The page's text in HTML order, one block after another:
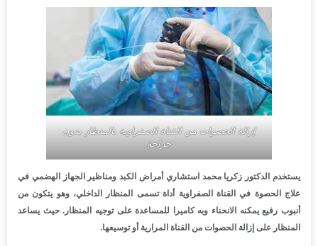
إزالة الحصوات من القناة الصفراوية بالمنظار بدون
جراحة
يستخدم الدكتور زكريا محمد استشاري أمراض الكبد ومناظير الجهاز الهضمي في
علاج الحصوة في القناة الصفراوية أداة تسمى المنظار الداخلي، وهو يتكون من
أنبوب رفيع يمكنه الانحناء وبه كاميرا للمساعدة على توجيه المنظار. حيث يساعد
المنظار على إزالة الحصوات من القناة المرارية أو توسيعها.